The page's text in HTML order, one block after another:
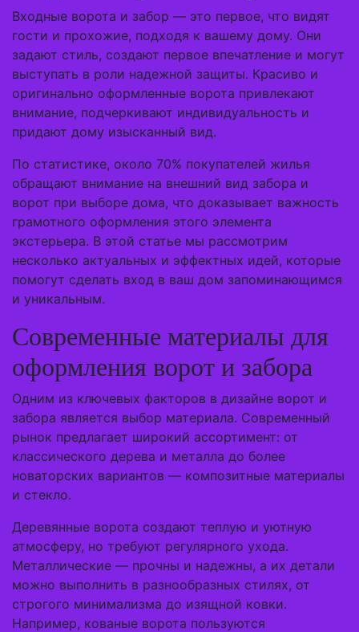
Входные ворота и забор — это первое, что видят
гости и прохожие, подходя к вашему дому. Они
задают стиль, создают первое впечатление и могут
выступать в роли надежной защиты. Красиво и
оригинально оформленные ворота привлекают
внимание, подчеркивают индивидуальность и
придают дому изысканный вид.
По статистике, около 70% покупателей жилья
обращают внимание на внешний вид забора и
ворот при выборе дома, что доказывает важность
грамотного оформления этого элемента
экстерьера. В этой статье мы рассмотрим
несколько актуальных и эффектных идей, которые
помогут сделать вход в ваш дом запоминающимся
и уникальным.
Современные материалы для
оформления ворот и забора
Одним из ключевых факторов в дизайне ворот и
забора является выбор материала. Современный
рынок предлагает широкий ассортимент: от
классического дерева и металла до более
новаторских вариантов — композитные материалы
и стекло.
Деревянные ворота создают теплую и уютную
атмосферу, но требуют регулярного ухода.
Металлические — прочны и надежны, а их детали
можно выполнить в разнообразных стилях, от
строгого минимализма до изящной ковки.
Например, кованые ворота пользуются